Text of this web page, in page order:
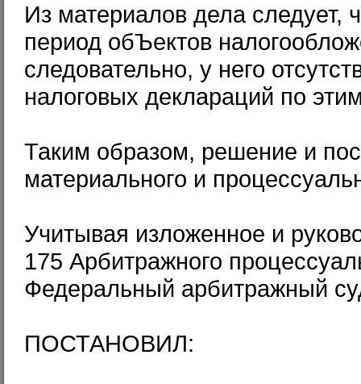
Из материалов дела следует,
период обЪектов
следовательно, у него
налоговых деклараций по
Таким образом, решение и
материального и
Учитывая изложенное и
175 Арбитражного
Федеральный арбитражный
ПОСТАНОВИЛ: